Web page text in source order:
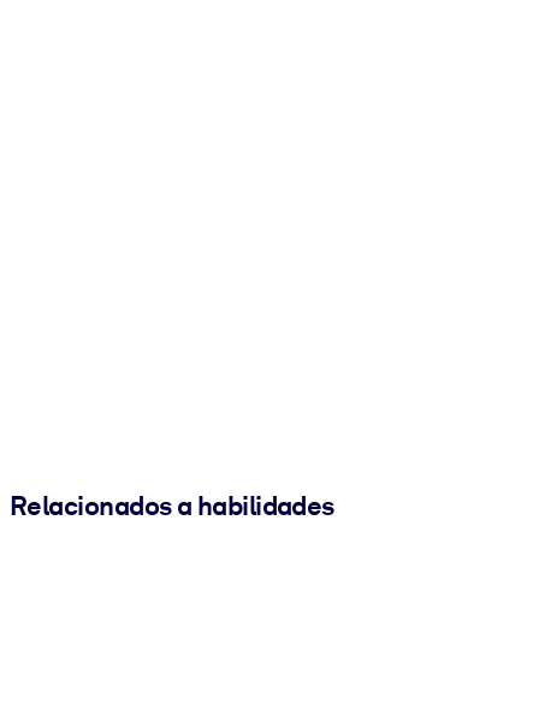
Relacionados a habilidades